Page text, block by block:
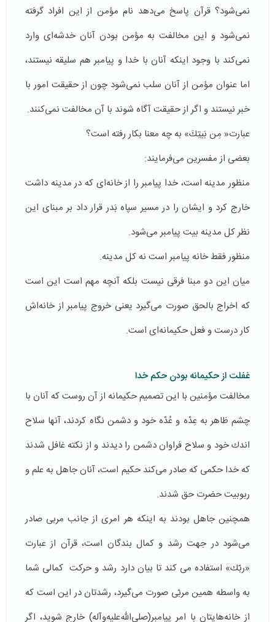
نمی‌شود؟ قرآن پاسخ ‌می‌دهد نام مؤمن از این افراد گرفته
نمی‌شود و این مخالفت به مؤمن بودن آنان خدشه‌ای وارد
نمی‌کند با وجود اینكه آنان با خدا و پیامبر هم سلیقه نیستند،
اما عنوان مؤمن از آنان سلب نمی‌شود چون از حقیقت امور با
خبر نیستند و اگر از حقیقت آگاه شوند با آن مخالفت نمی‌كنند.
عبارت« مِن بَیتِكَ» به چه معنا بكار رفته است؟
بعضی از مفسرین می‌فرمایند:
منظور مدینه است، خدا پیامبر را از خانه‌ای كه در مدینه داشت
خارج كرد و ایشان را در مسیر سپاه بَدر قرار داد بر مبنای این
نظر كل مدینه بیت پیامبر می‌شود.
منظور فقط خانه پیامبر است نه كل مدینه.
میان این دو مبنا فرقی نیست بلكه آنچه مهم است این است
كه اخراج بالحق صورت می‌گیرد یعنی خروج پیامبر از خانه‌اش
كار درست و فعل حكیمانه‌ای است.
غفلت از حکیمانه بودن حکم خدا
مخالفت مؤمنین با این تصمیم حكیمانه از آن روست كه آنان با
چشم ظاهر به عِدّه و عُدّه خود و دشمن نگاه كردند، آنها سلاح
اندك خود و سلاح فراوان دشمن را دیدند و از نكته غافل شدند
كه خدا حكمی كه صادر می‌كند حکیم است، آنان جاهل به علم و
ربوبیت حضرت حق شدند.
همچنین جاهل بودند به اینكه هر امری از جانب مربی صادر
می‌شود در جهت رشد و كمال بندگان است، قرآن از عبارت
«ربّك» استفاده می كند تا بیان دارد رشد و حركت كمالی شما
به واسطه همین مربّی صورت می‌گیرد، رشدتان در این است كه
از خانه‌هایتان با امر پیامبر(صلی‌الله‌علیه‌وآله) خارج شوید، اگر